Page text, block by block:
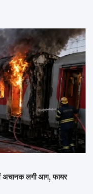
अचानक लगी आग, फायर